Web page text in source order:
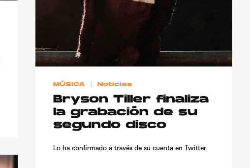
MÚSICA Noticias
Bryson Tiller finaliza
la grabación de su
segundo disco
Lo ha confirmado a través de su cuenta en Twitter